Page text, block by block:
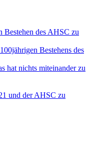
Bestehen des AHSC zu
Bestehens des
hat nichts miteinander zu
und der AHSC zu